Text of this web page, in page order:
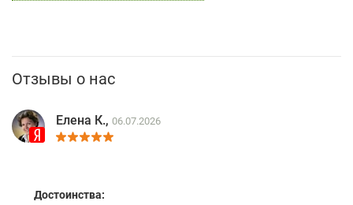
Отзывы о нас
Елена К., 06.07.2026
Достоинства: